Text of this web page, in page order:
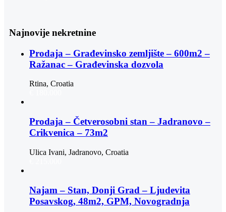
Najnovije nekretnine
Prodaja – Građevinsko zemljište – 600m2 –
Ražanac – Građevinska dozvola
Rtina, Croatia
Prodaja – Četverosobni stan – Jadranovo –
Crikvenica – 73m2
Ulica Ivani, Jadranovo, Croatia
Najam – Stan, Donji Grad – Ljudevita
Posavskog, 48m2, GPM, Novogradnja